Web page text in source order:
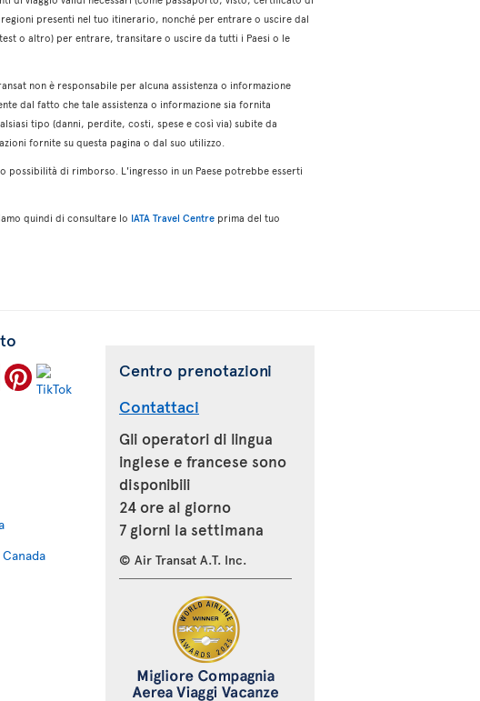
presenti nel tuo itinerario, nonché per entrare o uscire dal
o altro) per entrare, transitare o uscire da tutti i Paesi o le
non è responsabile per alcuna assistenza o informazione
dal fatto che tale assistenza o informazione sia fornita
tipo (danni, perdite, costi, spese e così via) subite da
fornite su questa pagina o dal suo utilizzo.
di rimborso. L'ingresso in un Paese potrebbe esserti
quindi di consultare lo IATA Travel Centre prima del tuo
Centro prenotazioni
Contattaci
Gli operatori di lingua
inglese e francese sono
disponibili
24 ore al giorno
7 giorni la settimana
© Air Transat A.T. Inc.